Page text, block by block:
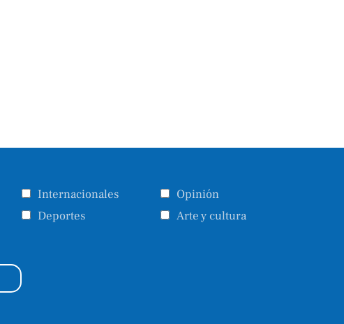
Internacionales
Opinión
Deportes
Arte y cultura